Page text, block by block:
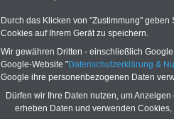
Zur Übersicht
dem Tarifrecht
Dienst
Durch das Klicken von "Zustimmung"
Cookies auf Ihrem Gerät zu speichern.
Wir gewähren Dritten - einschließlich
Google-Website "Datenschutzerklärung &
Google ihre personenbezogenen Daten
Dürfen wir Ihre Daten nutzen, um
erheben Daten und verwenden